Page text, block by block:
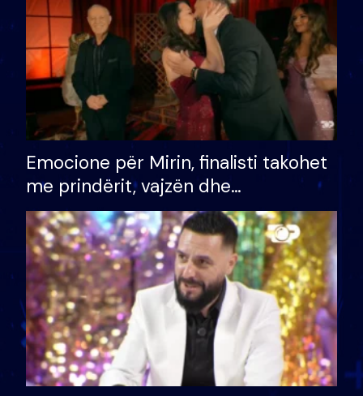
Emocione për Mirin, finalisti takohet
me prindërit, vajzën dhe
bashkëshorten: S’kemi ndonjë letër
divorci apo jo?